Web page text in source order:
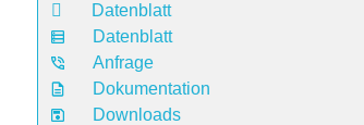
Datenblatt
Datenblatt
Anfrage
Dokumentation
Downloads